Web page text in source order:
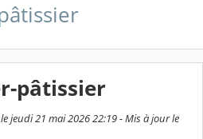
pâtissier
jeudi 21 mai 2026 22:19 - Mis à jour le